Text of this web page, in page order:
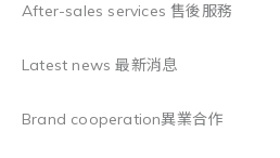
After-sales services 售後服務
Latest news 最新消息
Brand cooperation異業合作